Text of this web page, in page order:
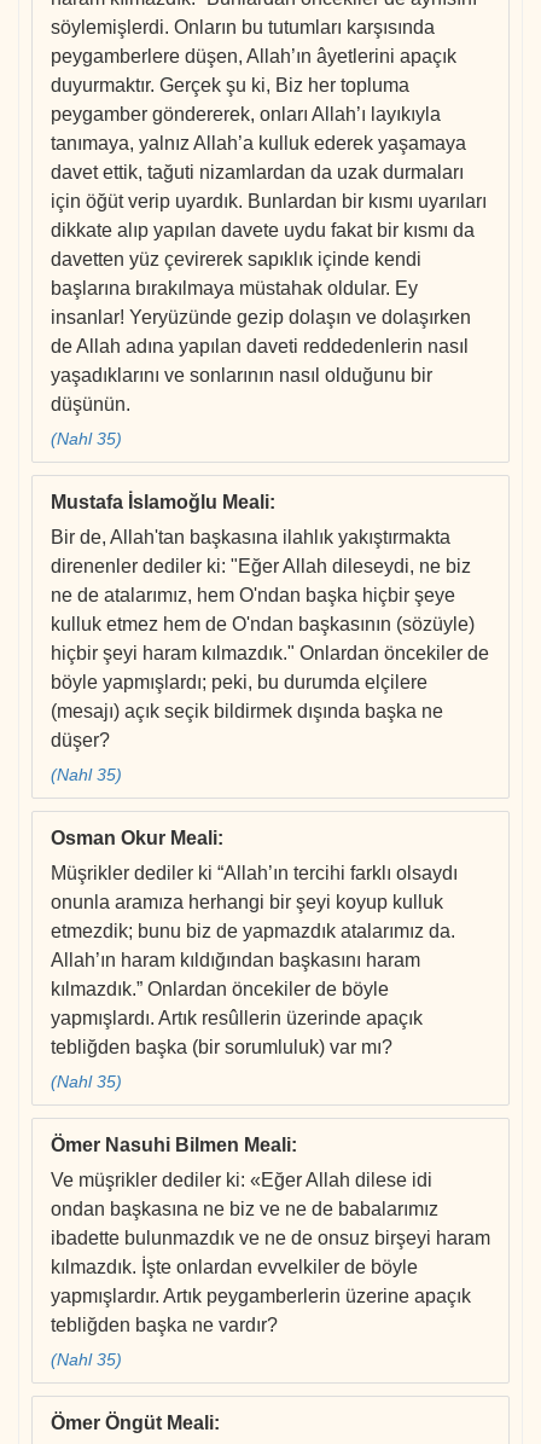
söylemişlerdi. Onların bu tutumları karşısında
peygamberlere düşen, Allah’ın âyetlerini apaçık
duyurmaktır. Gerçek şu ki, Biz her topluma
peygamber göndererek, onları Allah’ı layıkıyla
tanımaya, yalnız Allah’a kulluk ederek yaşamaya
davet ettik, tağuti nizamlardan da uzak durmaları
için öğüt verip uyardık. Bunlardan bir kısmı uyarıları
dikkate alıp yapılan davete uydu fakat bir kısmı da
davetten yüz çevirerek sapıklık içinde kendi
başlarına bırakılmaya müstahak oldular. Ey
insanlar! Yeryüzünde gezip dolaşın ve dolaşırken
de Allah adına yapılan daveti reddedenlerin nasıl
yaşadıklarını ve sonlarının nasıl olduğunu bir
düşünün.
(Nahl 35)
Mustafa İslamoğlu Meali:
Bir de, Allah'tan başkasına ilahlık yakıştırmakta
direnenler dediler ki: "Eğer Allah dileseydi, ne biz
ne de atalarımız, hem O'ndan başka hiçbir şeye
kulluk etmez hem de O'ndan başkasının (sözüyle)
hiçbir şeyi haram kılmazdık." Onlardan öncekiler de
böyle yapmışlardı; peki, bu durumda elçilere
(mesajı) açık seçik bildirmek dışında başka ne
düşer?
(Nahl 35)
Osman Okur Meali:
Müşrikler dediler ki “Allah’ın tercihi farklı olsaydı
onunla aramıza herhangi bir şeyi koyup kulluk
etmezdik; bunu biz de yapmazdık atalarımız da.
Allah’ın haram kıldığından başkasını haram
kılmazdık.” Onlardan öncekiler de böyle
yapmışlardı. Artık resûllerin üzerinde apaçık
tebliğden başka (bir sorumluluk) var mı?
(Nahl 35)
Ömer Nasuhi Bilmen Meali:
Ve müşrikler dediler ki: «Eğer Allah dilese idi
ondan başkasına ne biz ve ne de babalarımız
ibadette bulunmazdık ve ne de onsuz birşeyi haram
kılmazdık. İşte onlardan evvelkiler de böyle
yapmışlardır. Artık peygamberlerin üzerine apaçık
tebliğden başka ne vardır?
(Nahl 35)
Ömer Öngüt Meali: